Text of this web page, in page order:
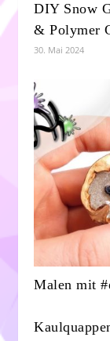
DIY Snow
& Polymer
30. Mai 2024
Malen mit